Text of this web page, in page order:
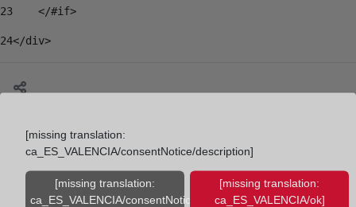
23
    </#if>
24</div>
[missing translation:
ca_ES_VALENCIA/consentNotice/description]
[missing translation:
ca_ES_VALENCIA/consentNotice/learnMore]
[missing translation:
ca_ES_VALENCIA/ok]